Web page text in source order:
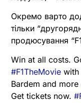
Окремо варто
тільки
продюсування
Win at all costs.
#F1TheMovie with
Bardem and
Get tickets now.